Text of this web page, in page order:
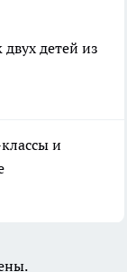
детей из
и